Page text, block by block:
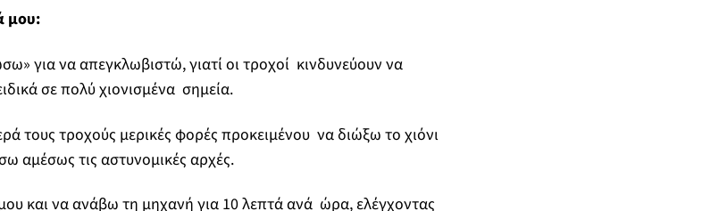
μου:
για να απεγκλωβιστώ, γιατί οι τροχοί κινδυνεύουν να
σε πολύ χιονισμένα σημεία.
τους τροχούς μερικές φορές προκειμένου να διώξω το χιόνι
αμέσως τις αστυνομικές αρχές.
και να ανάβω τη μηχανή για 10 λεπτά ανά ώρα, ελέγχοντας